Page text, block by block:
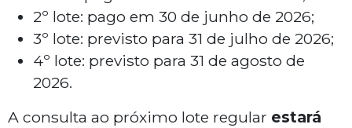
2º lote: pago em 30 de junho de 2026;
3º lote: previsto para 31 de julho de 2026;
4º lote: previsto para 31 de agosto de
2026.
A consulta ao próximo lote regular estará